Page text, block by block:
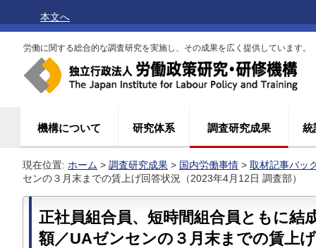
本文へ
労働に関する総合的な調査研究を実施し、その成果を広く提供しています。
機構について 研究体系 調査研究成果 統
現在位置: ホーム > 調査研究成果 > 国内労働事情 > 取材記事バッ
センの３月末までの賃上げ回答状況（2023年4月12日 調査部）
正社員組合員、短時間組合員ともに結
額／UAゼンセンの３月末までの賃上